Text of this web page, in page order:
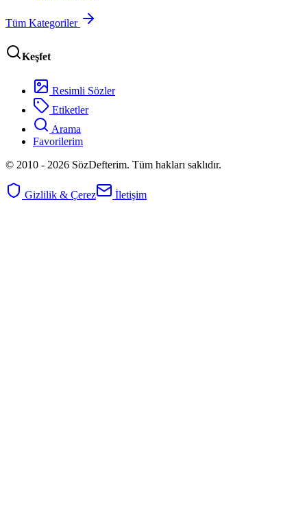
Tüm Kategoriler
Keşfet
Resimli Sözler
Etiketler
Arama
Favorilerim
© 2010 - 2026 SözDefterim. Tüm hakları saklıdır.
Gizlilik & Çerez İletişim